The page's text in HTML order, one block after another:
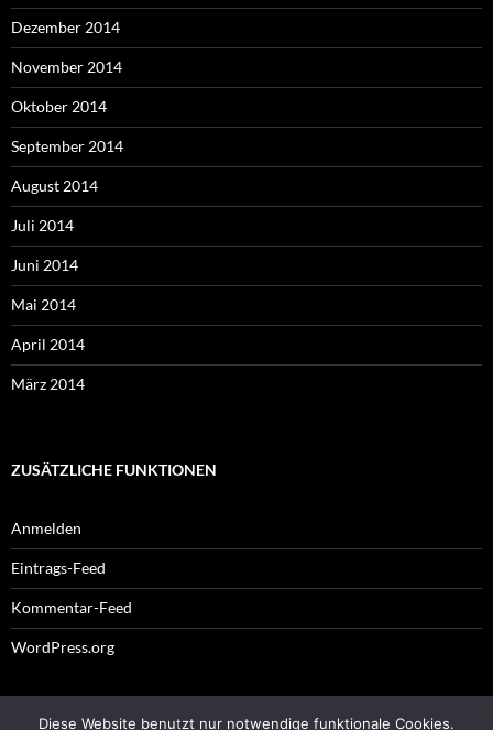
Dezember 2014
November 2014
Oktober 2014
September 2014
August 2014
Juli 2014
Juni 2014
Mai 2014
April 2014
März 2014
ZUSÄTZLICHE FUNKTIONEN
Anmelden
Eintrags-Feed
Kommentar-Feed
WordPress.org
Diese Website benutzt nur notwendige funktionale Cookies.